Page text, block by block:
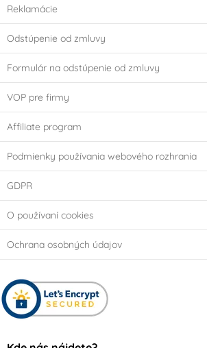
Reklamácie
Odstúpenie od zmluvy
Formulár na odstúpenie od zmluvy
VOP pre firmy
Affiliate program
Podmienky používania webového rozhrania
GDPR
O používaní cookies
Ochrana osobných údajov